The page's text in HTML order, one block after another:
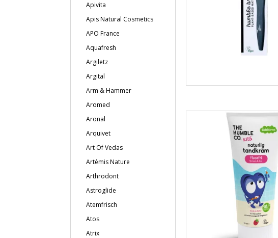
Apivita
Apis Natural Cosmetics
APO France
Aquafresh
Argiletz
Argital
Arm & Hammer
Aromed
Aronal
Arquivet
Art Of Vedas
Artémis Nature
Arthrodont
Astroglide
Atemfrisch
Atos
Atrix